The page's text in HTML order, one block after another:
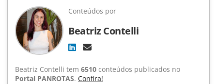
Conteúdos por
Beatriz Contelli
Beatriz Contelli tem 6510 conteúdos publicados no
Portal PANROTAS. Confira!